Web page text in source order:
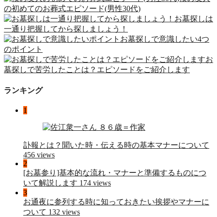
の初めてのお葬式エピソード(男性30代)
お墓探しは
一通り把握してから探しましょう！
お墓探しで意識したい4つ
のポイント
お
墓探しで苦労したことは？エピソードをご紹介します
ランキング
1
訃報とは？聞いた時・伝える時の基本マナーについて
456 views
2
[お墓参り]基本的な流れ・マナーと準備するものにつ
いて解説します 174 views
3
お通夜に参列する時に知っておきたい挨拶やマナーに
ついて 132 views